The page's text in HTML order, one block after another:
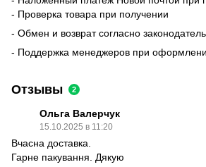
- Проверка товара при получении
- Обмен и возврат согласно
- Поддержка менеджеров при
Отзывы 2
Ольга Валерчук
15.10.2025 в 11:20
Вчасна доставка.
Гарне пакування. Дякую